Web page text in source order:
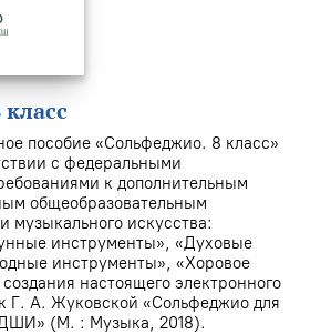
пособие «Сольфеджио. 8 класс»
с федеральными
к дополнительным
общеобразовательным
музыкального искусства:
инструменты», «Духовые
инструменты», «Хоровое
настоящего электронного
Г. А. Жуковской «Сольфеджио для
(М. : Музыка, 2018).